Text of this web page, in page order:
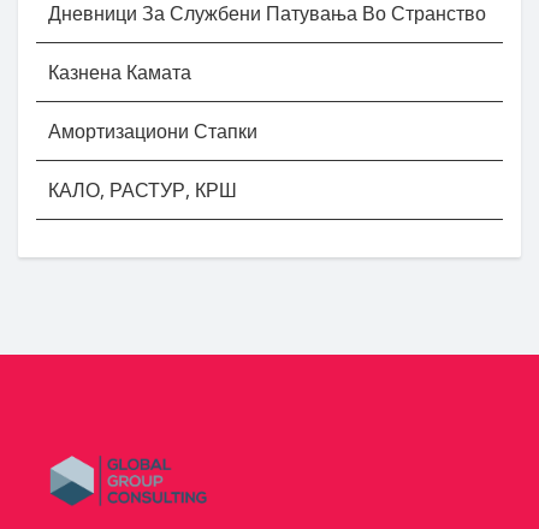
Дневници За Службени Патувања Во Странство
Казнена Камата
Амортизациони Стапки
КАЛО, РАСТУР, КРШ